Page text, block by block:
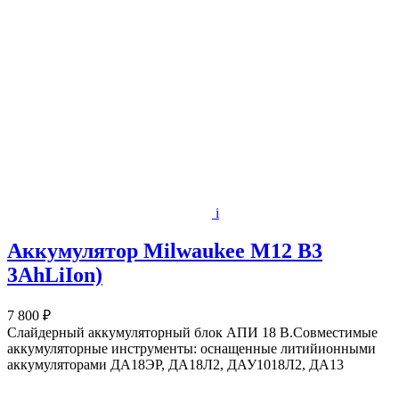
i
Аккумулятор Milwaukee M12 B3
3AhLiIon)
7 800 ₽
Слайдерный аккумуляторный блок АПИ 18 В.Совместимые
аккумуляторные инструменты: оснащенные литийионными
аккумуляторами ДА18ЭР, ДА18Л2, ДАУ1018Л2, ДА13